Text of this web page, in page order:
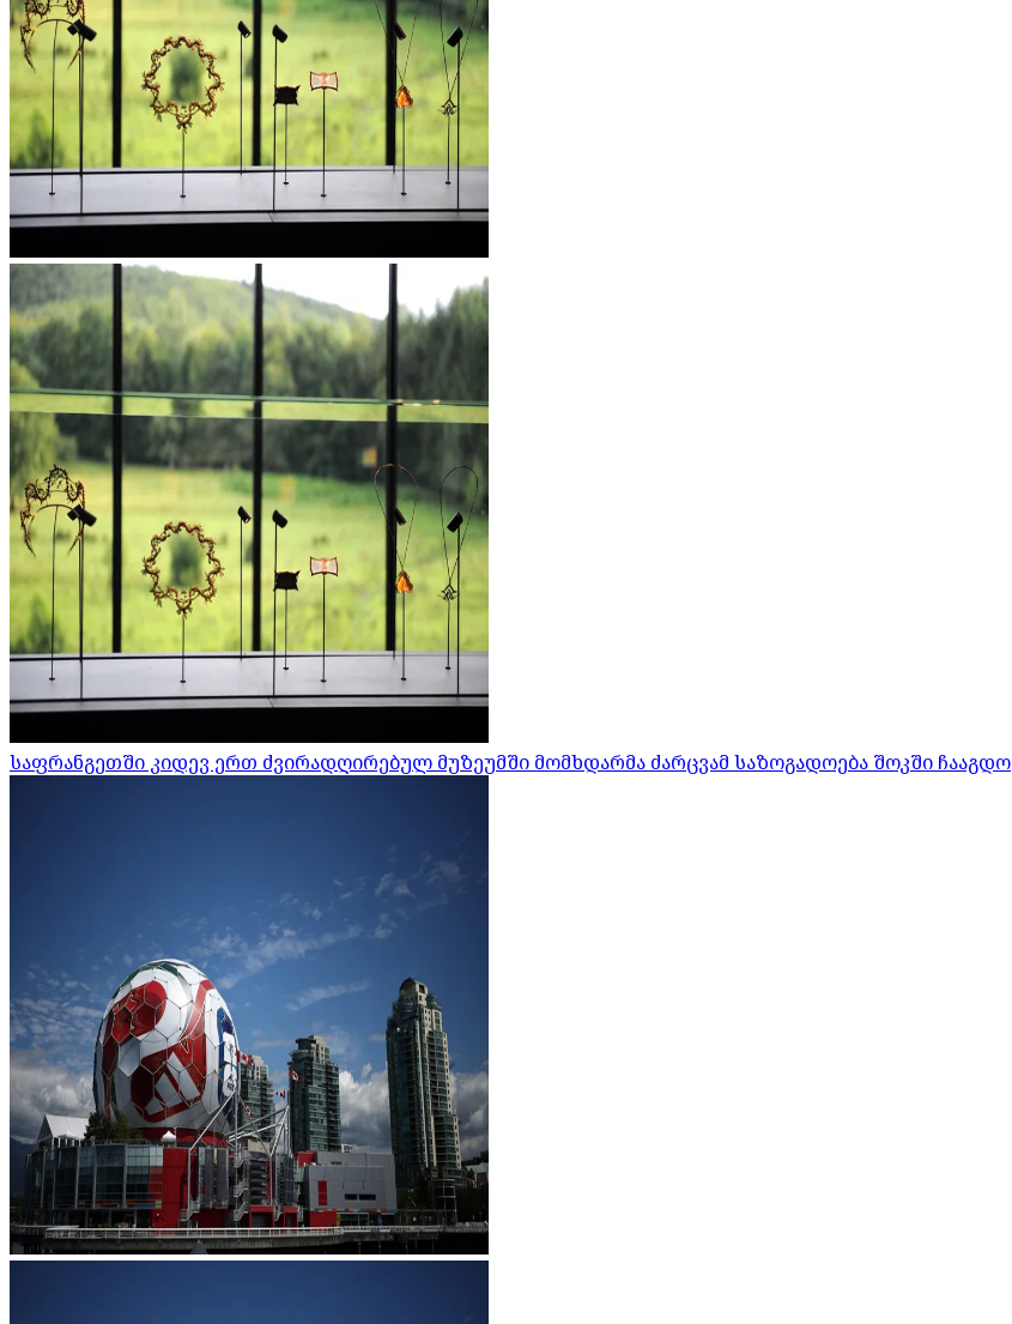
საფრანგეთში კიდევ ერთ ძვირადღირებულ მუზეუმში მომხდარმა ძარცვამ საზოგადოება შოკში ჩააგდო